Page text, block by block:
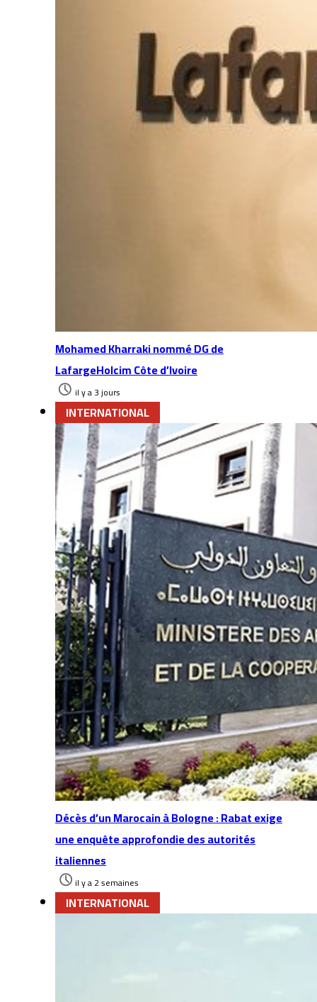
Mohamed Kharraki nommé DG de
LafargeHolcim Côte d’Ivoire
il y a 3 jours
INTERNATIONAL
Décès d’un Marocain à Bologne : Rabat exige
une enquête approfondie des autorités
italiennes
il y a 2 semaines
INTERNATIONAL